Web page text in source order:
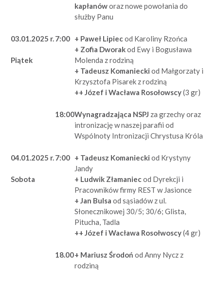
kapłanóworaz nowe powołania do
służby Panu
03.01.2025 r.
Piątek
7:00 + Paweł Lipiecod Karoliny Rzońca
+ Zofia Dworakod Ewy i Bogusława
Molenda z rodziną
+ Tadeusz Komaniecki od Małgorzaty i
Krzysztofa Pisarek z rodziną
++ Józef i Wacława Rosołowscy(3 gr)
18:00Wynagradzająca NSPJ za grzechy oraz
intronizację w naszej parafii od
Wspólnoty Intronizacji Chrystusa Króla
04.01.2025 r.
Sobota
7:00 + Tadeusz Komaniecki od Krystyny
Jandy
+ Ludwik Złamaniecod Dyrekcji i
Pracowników firmy REST w Jasionce
+ Jan Bulsa od sąsiadów z ul.
Słonecznikowej 30/5; 30/6; Glista,
Pitucha, Tadla
++ Józef i Wacława Rosołwoscy(4 gr)
18.00+ Mariusz Środoń od Anny Nycz z
rodziną